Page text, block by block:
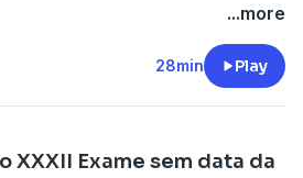
...more
28min Play
XXXII Exame sem data da